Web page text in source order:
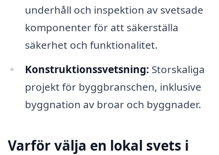
underhåll och inspektion av svetsade
komponenter för att säkerställa
säkerhet och funktionalitet.
Konstruktionssvetsning: Storskaliga
projekt för byggbranschen, inklusive
byggnation av broar och byggnader.
Varför välja en lokal svets i